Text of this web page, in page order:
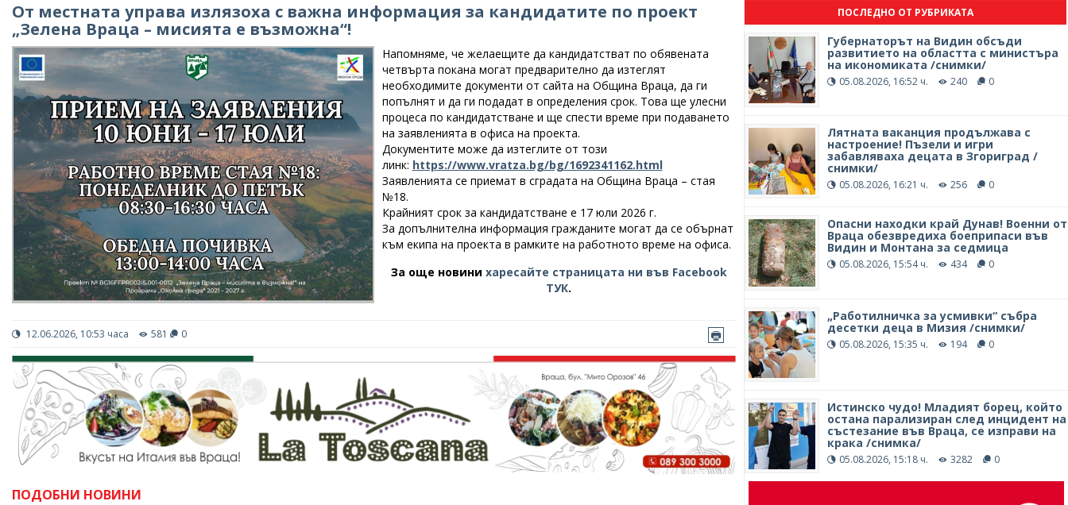
От местната управа излязоха с важна информация за кандидатите по проект
„Зелена Враца – мисията е възможна“!
Напомняме, че желаещите да кандидатстват по обявената
четвърта покана могат предварително да изтеглят
необходимите документи от сайта на Община Враца, да ги
попълнят и да ги подадат в определения срок. Това ще улесни
процеса по кандидатстване и ще спести време при подаването
на заявленията в офиса на проекта.
Документите може да изтеглите от този
линк: https://www.vratza.bg/bg/1692341162.html
Заявленията се приемат в сградата на Община Враца – стая
№18.
Крайният срок за кандидатстване е 17 юли 2026 г.
За допълнителна информация гражданите могат да се обърнат
към екипа на проекта в рамките на работното време на офиса.
За още новини харесайте страницата ни във Facebook
ТУК.
12.06.2026, 10:53 часа 581 0
ПОДОБНИ НОВИНИ
ПОСЛЕДНО ОТ РУБРИКАТА
Губернаторът на Видин обсъди
развитието на областта с министъра
на икономиката /снимки/
05.08.2026, 16:52 ч. 240 0
Лятната ваканция продължава с
настроение! Пъзели и игри
забавляваха децата в Згориград /
снимки/
05.08.2026, 16:21 ч. 256 0
Опасни находки край Дунав! Военни от
Враца обезвредиха боеприпаси във
Видин и Монтана за седмица
05.08.2026, 15:54 ч. 434 0
„Работилничка за усмивки“ събра
десетки деца в Мизия /снимки/
05.08.2026, 15:35 ч. 194 0
Истинско чудо! Младият борец, който
остана парализиран след инцидент на
състезание във Враца, се изправи на
крака /снимка/
05.08.2026, 15:18 ч. 3282 0